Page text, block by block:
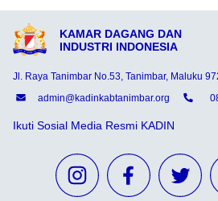
KAMAR DAGANG DAN
INDUSTRI INDONESIA
Jl. Raya Tanimbar No.53, Tanimbar, Maluku
admin@kadinkabtanimbar.org
Ikuti Sosial Media Resmi KADIN